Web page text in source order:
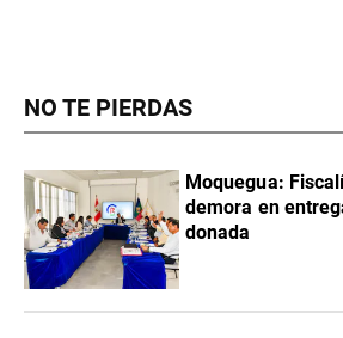
NO TE PIERDAS
Moquegua:
demora en
donada